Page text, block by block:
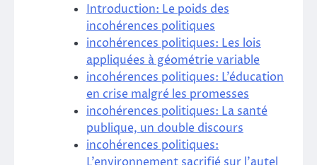
Introduction: Le poids des
incohérences politiques
incohérences politiques: Les lois
appliquées à géométrie variable
incohérences politiques: L’éducation
en crise malgré les promesses
incohérences politiques: La santé
publique, un double discours
incohérences politiques: